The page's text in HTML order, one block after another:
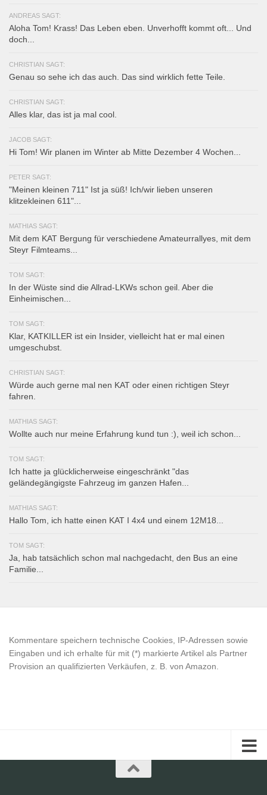
ANDREAS SAGT:
Aloha Tom! Krass! Das Leben eben. Unverhofft kommt oft... Und
doch...
CHRISTIAN SAGT:
Genau so sehe ich das auch. Das sind wirklich fette Teile.
CHRISTIAN SAGT:
Alles klar, das ist ja mal cool.
JACOB SAGT:
Hi Tom! Wir planen im Winter ab Mitte Dezember 4 Wochen...
PETER SAGT:
"Meinen kleinen 711" Ist ja süß! Ich/wir lieben unseren
klitzekleinen 611"...
MATHIAS SAGT:
Mit dem KAT Bergung für verschiedene Amateurrallyes, mit dem
Steyr Filmteams...
TOM SAGT:
In der Wüste sind die Allrad-LKWs schon geil. Aber die
Einheimischen...
TOM SAGT:
Klar, KATKILLER ist ein Insider, vielleicht hat er mal einen
umgeschubst.
CHRISTIAN SAGT:
Würde auch gerne mal nen KAT oder einen richtigen Steyr
fahren.
MATHIAS SAGT:
Wollte auch nur meine Erfahrung kund tun :), weil ich schon...
TOM SAGT:
Ich hatte ja glücklicherweise eingeschränkt "das
geländegängigste Fahrzeug im ganzen Hafen...
MATHIAS SAGT:
Hallo Tom, ich hatte einen KAT I 4x4 und einem 12M18...
TOM SAGT:
Ja, hab tatsächlich schon mal nachgedacht, den Bus an eine
Familie...
Kommentare speichern technische Cookies, IP-Adressen sowie
Eingaben und ich erhalte für mit (*) markierte Artikel als Partner
Provision an qualifizierten Verkäufen, z. B. von Amazon.